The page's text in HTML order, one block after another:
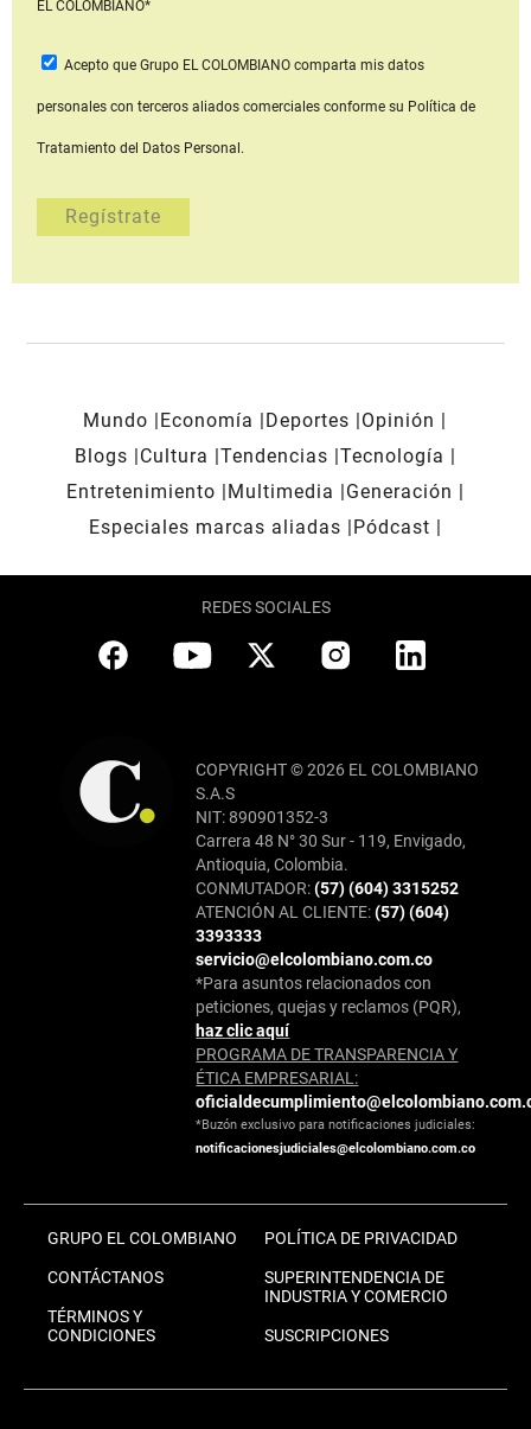
EL COLOMBIANO*
Acepto que Grupo EL COLOMBIANOcomparta mis datos
personales con terceros aliados comerciales conforme su Política de
Tratamiento del Datos Personal.
Mundo Economía Deportes
Opinión
Blogs
Cultura Tendencias Tecnología
Entretenimiento
Multimedia
Generación
Especiales marcas aliadas
Pódcast
REDES SOCIALES
COPYRIGHT © 2026 EL COLOMBIANO
S.A.S
NIT: 890901352-3
Carrera 48 N° 30 Sur - 119, Envigado,
Antioquia, Colombia.
CONMUTADOR:(57) (604) 3315252
ATENCIÓN AL CLIENTE:(57) (604)
3393333
servicio@elcolombiano.com.co
*Para asuntos relacionados con
peticiones, quejas y reclamos (PQR),
haz clic aquí
PROGRAMA DE TRANSPARENCIA Y
ÉTICA EMPRESARIAL:
*Buzón exclusivo para notificaciones judiciales:
notificacionesjudiciales@elcolombiano.com.co
GRUPO EL COLOMBIANO
CONTÁCTANOS
TÉRMINOS Y
CONDICIONES
POLÍTICA DE PRIVACIDAD
SUPERINTENDENCIA DE
INDUSTRIA Y COMERCIO
SUSCRIPCIONES